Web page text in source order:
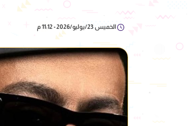
الخميس 23/يوليو/2026 - 11:12 م